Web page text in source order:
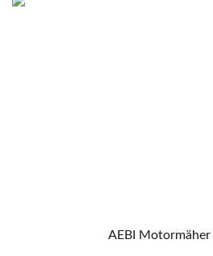
AEBI Motormäher